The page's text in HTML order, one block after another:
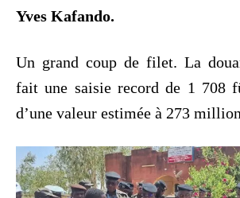
Yves Kafando.
Un grand coup de filet. La
fait une saisie record de 1 708
d’une valeur estimée à 273